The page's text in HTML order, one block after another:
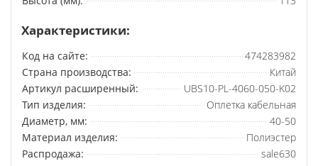
Характеристики:
Код на сайте:
474283982
Страна производства:
Китай
Артикул расширенный:
UBS10-PL-4060-050-K02
Тип изделия:
Оплетка кабельная
Диаметр, мм:
40-50
Материал изделия:
Полиэстер
Распродажа:
sale630